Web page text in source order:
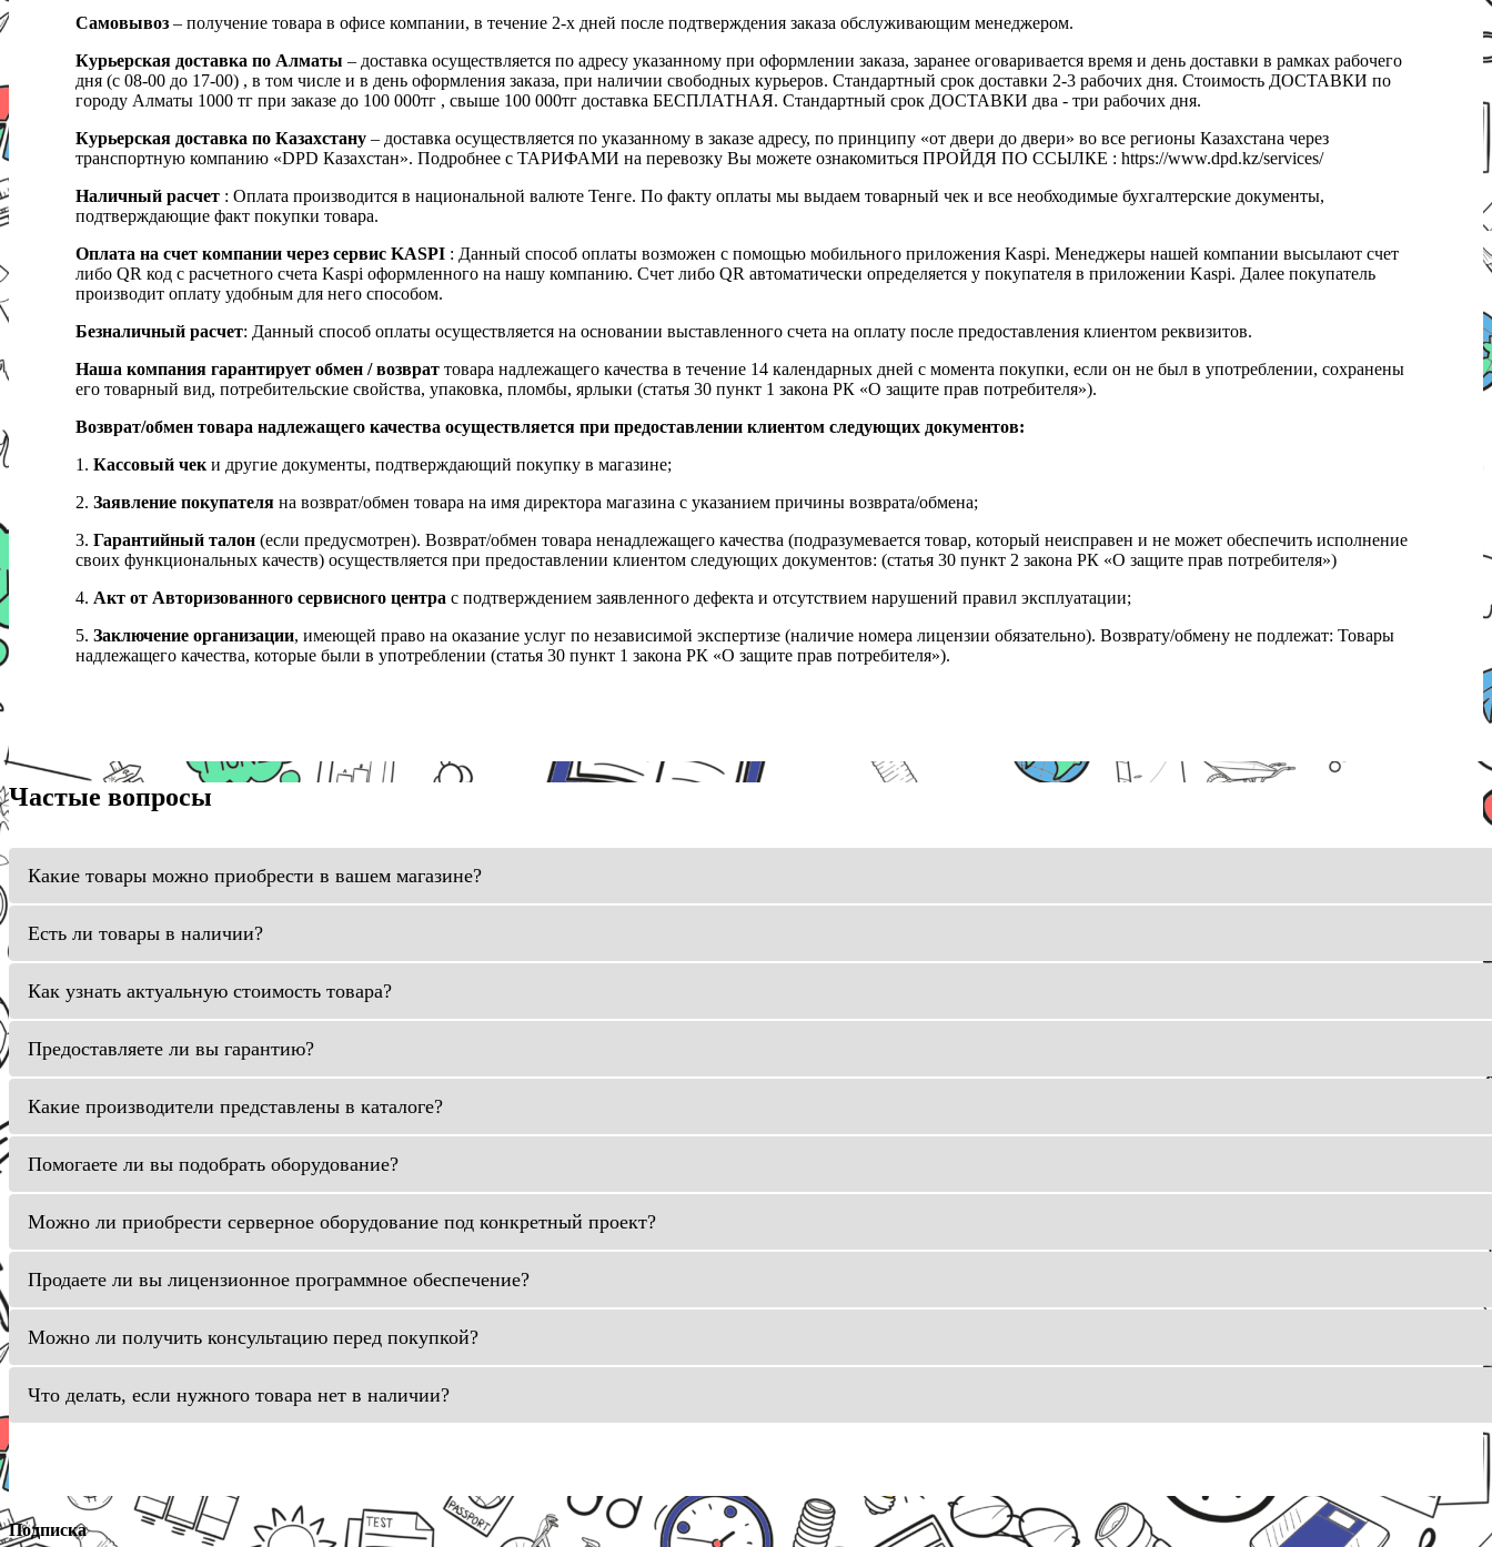
Самовывоз – получение товара в офисе компании, в течение 2-х дней после подтверждения заказа обслуживающим менеджером.
Курьерская доставка по Алматы – доставка осуществляется по адресу указанному при оформлении заказа, заранее оговаривается время и день доставки в рамках рабочего
дня (с 08-00 до 17-00) , в том числе и в день оформления заказа, при наличии свободных курьеров. Стандартный срок доставки 2-3 рабочих дня. Стоимость ДОСТАВКИ по
городу Алматы 1000 тг при заказе до 100 000тг , свыше 100 000тг доставка БЕСПЛАТНАЯ. Стандартный срок ДОСТАВКИ два - три рабочих дня.
Курьерская доставка по Казахстану – доставка осуществляется по указанному в заказе адресу, по принципу «от двери до двери» во все регионы Казахстана через
транспортную компанию «DPD Казахстан». Подробнее с ТАРИФАМИ на перевозку Вы можете ознакомиться ПРОЙДЯ ПО ССЫЛКЕ : https://www.dpd.kz/services/
Наличный расчет : Оплата производится в национальной валюте Тенге. По факту оплаты мы выдаем товарный чек и все необходимые бухгалтерские документы,
подтверждающие факт покупки товара.
Оплата на счет компании через сервис KASPI : Данный способ оплаты возможен с помощью мобильного приложения Kaspi. Менеджеры нашей компании высылают счет
либо QR код с расчетного счета Kaspi оформленного на нашу компанию. Счет либо QR автоматически определяется у покупателя в приложении Kaspi. Далее покупатель
производит оплату удобным для него способом.
Безналичный расчет: Данный способ оплаты осуществляется на основании выставленного счета на оплату после предоставления клиентом реквизитов.
Наша компания гарантирует обмен / возврат товара надлежащего качества в течение 14 календарных дней с момента покупки, если он не был в употреблении, сохранены
его товарный вид, потребительские свойства, упаковка, пломбы, ярлыки (статья 30 пункт 1 закона РК «О защите прав потребителя»).
Возврат/обмен товара надлежащего качества осуществляется при предоставлении клиентом следующих документов:
1. Кассовый чек и другие документы, подтверждающий покупку в магазине;
2. Заявление покупателя на возврат/обмен товара на имя директора магазина с указанием причины возврата/обмена;
3. Гарантийный талон (если предусмотрен). Возврат/обмен товара ненадлежащего качества (подразумевается товар, который неисправен и не может обеспечить исполнение
своих функциональных качеств) осуществляется при предоставлении клиентом следующих документов: (статья 30 пункт 2 закона РК «О защите прав потребителя»)
4. Акт от Авторизованного сервисного центра с подтверждением заявленного дефекта и отсутствием нарушений правил эксплуатации;
5. Заключение организации, имеющей право на оказание услуг по независимой экспертизе (наличие номера лицензии обязательно). Возврату/обмену не подлежат: Товары
надлежащего качества, которые были в употреблении (статья 30 пункт 1 закона РК «О защите прав потребителя»).
Частые вопросы
Какие товары можно приобрести в вашем магазине?
Есть ли товары в наличии?
Как узнать актуальную стоимость товара?
Предоставляете ли вы гарантию?
Какие производители представлены в каталоге?
Помогаете ли вы подобрать оборудование?
Можно ли приобрести серверное оборудование под конкретный проект?
Продаете ли вы лицензионное программное обеспечение?
Можно ли получить консультацию перед покупкой?
Что делать, если нужного товара нет в наличии?
Подписка